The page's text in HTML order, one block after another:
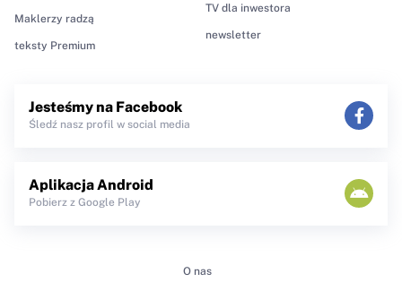
Maklerzy radzą
teksty Premium
TV dla inwestora
newsletter
Jesteśmy na Facebook
Śledź nasz profil w social media
Aplikacja Android
Pobierz z Google Play
O nas